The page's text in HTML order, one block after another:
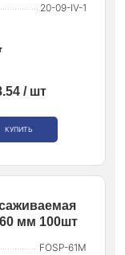
20-09-IV-1
/ шт
КУПИТЬ
мм 100шт
FOSP-61M